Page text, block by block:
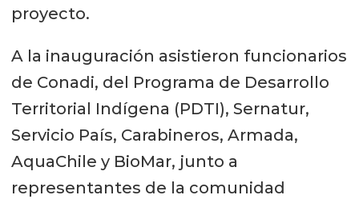
proyecto.
A la inauguración asistieron funcionarios
de Conadi, del Programa de Desarrollo
Territorial Indígena (PDTI), Sernatur,
Servicio País, Carabineros, Armada,
AquaChile y BioMar, junto a
representantes de la comunidad